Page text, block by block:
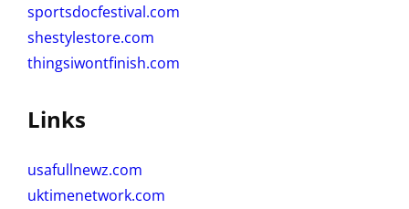
sportsdocfestival.com
shestylestore.com
thingsiwontfinish.com
Links
usafullnewz.com
uktimenetwork.com